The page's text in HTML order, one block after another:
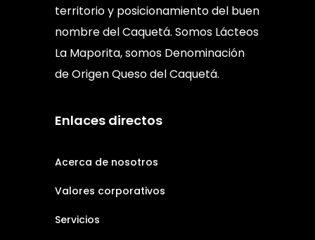
territorio y posicionamiento del buen
nombre del Caquetá. Somos Lácteos
La Maporita, somos Denominación
de Origen Queso del Caquetá.
Enlaces directos
Acerca de nosotros
Valores corporativos
Servicios